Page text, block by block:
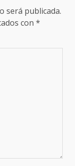
será publicada.
con *